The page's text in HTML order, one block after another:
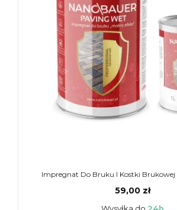
Impregnat Do Bruku I Kostki Brukowej
59,00 zł